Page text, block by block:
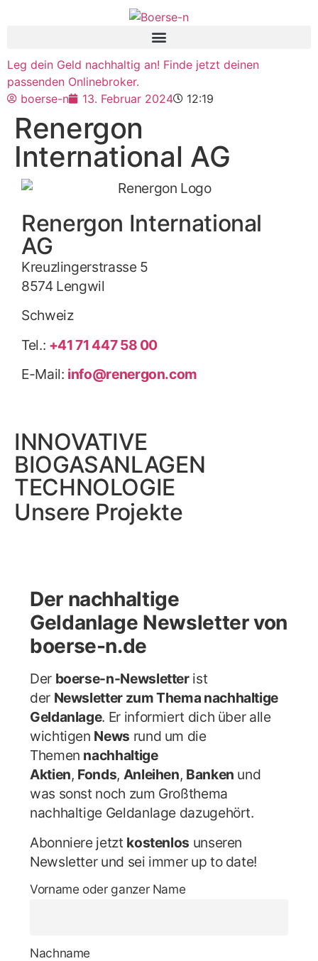
Leg dein Geld nachhaltig an! Finde jetzt deinen
passenden Onlinebroker.
boerse-n
13. Februar 2024 12:19
Renergon
International AG
Renergon International
AG
Kreuzlingerstrasse 5
8574 Lengwil
Schweiz
Tel.: +41 71 447 58 00
E-Mail: info@renergon.com
INNOVATIVE
BIOGASANLAGEN
TECHNOLOGIE
Unsere Projekte
Der nachhaltige
Geldanlage Newsletter von
boerse-n.de
Der boerse-n-Newsletterist
der Newsletter zum Thema nachhaltige
Geldanlage. Er informiert dich über alle
wichtigen News rund um die
Themen nachhaltige
Aktien, Fonds, Anleihen, Banken und
was sonst noch zum Großthema
nachhaltige Geldanlage dazugehört.
Abonniere jetzt kostenlos unseren
Newsletter und sei immer up to date!
Vorname oder ganzer Name
Nachname